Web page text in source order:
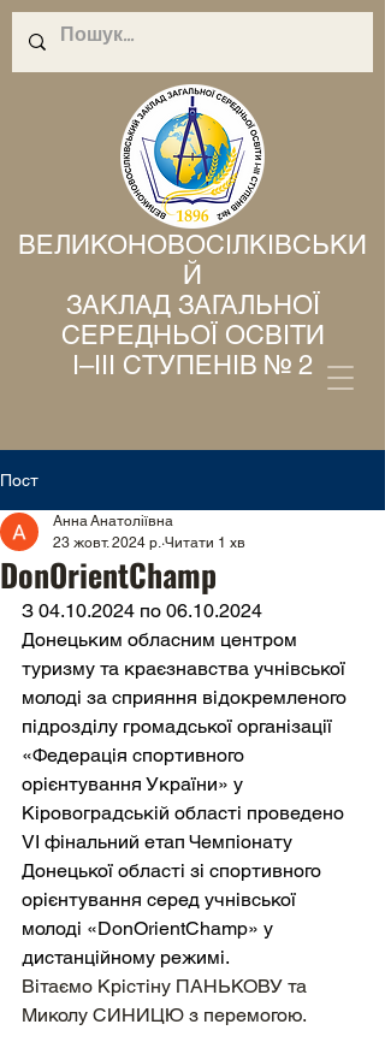
ВЕЛИКОНОВОСІЛКІВСЬКИ
Й
ЗАКЛАД ЗАГАЛЬНОЇ
СЕРЕДНЬОЇ ОСВІТИ
І–ІІІ СТУПЕНІВ № 2
Пост
DonOrientChamp
Анна Анатоліївна
23 жовт. 2024 р. Читати 1 хв
З 04.10.2024 по 06.10.2024
Донецьким обласним центром
туризму та краєзнавства учнівської
молоді за сприяння відокремленого
підрозділу громадської організації
«Федерація спортивного
орієнтування України» у
Кіровоградській області проведено
VІ фінальний етап Чемпіонату
Донецької області зі спортивного
орієнтування серед учнівської
молоді «DonOrientChamp» у
дистанційному режимі.
Вітаємо Крістіну ПАНЬКОВУ та
Миколу СИНИЦЮ з перемогою.